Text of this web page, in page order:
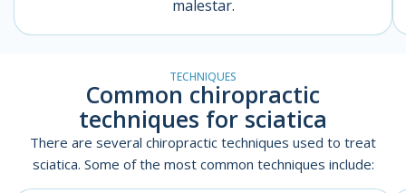
malestar.
TECHNIQUES
Common chiropractic
techniques for sciatica
There are several chiropractic techniques used to treat
sciatica. Some of the most common techniques include: